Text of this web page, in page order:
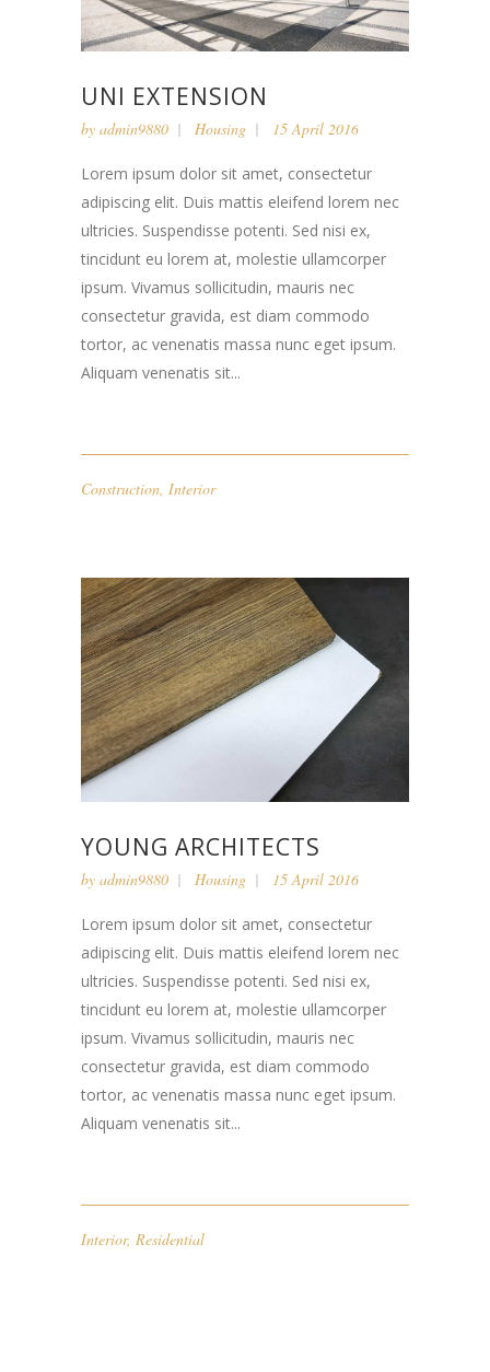
UNI EXTENSION
by admin9880 Housing 15 April 2016
Lorem ipsum dolor sit amet, consectetur
adipiscing elit. Duis mattis eleifend lorem nec
ultricies. Suspendisse potenti. Sed nisi ex,
tincidunt eu lorem at, molestie ullamcorper
ipsum. Vivamus sollicitudin, mauris nec
consectetur gravida, est diam commodo
tortor, ac venenatis massa nunc eget ipsum.
Aliquam venenatis sit...
Construction, Interior
YOUNG ARCHITECTS
by admin9880 Housing 15 April 2016
Lorem ipsum dolor sit amet, consectetur
adipiscing elit. Duis mattis eleifend lorem nec
ultricies. Suspendisse potenti. Sed nisi ex,
tincidunt eu lorem at, molestie ullamcorper
ipsum. Vivamus sollicitudin, mauris nec
consectetur gravida, est diam commodo
tortor, ac venenatis massa nunc eget ipsum.
Aliquam venenatis sit...
Interior, Residential